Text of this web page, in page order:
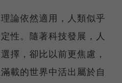
論依然適用，人類似乎
性。隨著科技發展，人
擇，卻比以前更焦慮，
載的世界中活出屬於自